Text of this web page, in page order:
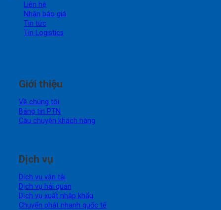
Liên hệ
Nhận báo giá
Tin tức
Tin Logistics
Giới thiệu
Về chúng tôi
Bảng tin PTN
Câu chuyện khách hàng
Dịch vụ
Dịch vụ vận tải
Dịch vụ hải quan
Dịch vụ xuất nhập khẩu
Chuyển phát nhanh quốc tế